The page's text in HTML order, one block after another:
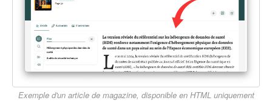
Exemple d'un article de magazine, disponible en HTML uniquement